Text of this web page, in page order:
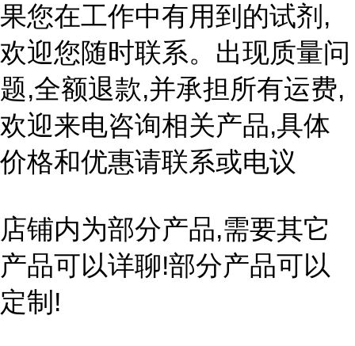
果您在工作中有用到的试剂,
欢迎您随时联系。出现质量问
题,全额退款,并承担所有运费,
欢迎来电咨询相关产品,具体
价格和优惠请联系或电议
店铺内为部分产品,需要其它
产品可以详聊!部分产品可以
定制!